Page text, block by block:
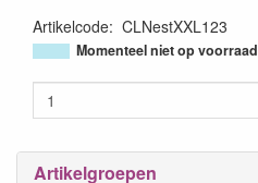
Artikelgroepen
Artikelcode: CLNestXXL123
8720143085581
Momenteel niet op voorraad